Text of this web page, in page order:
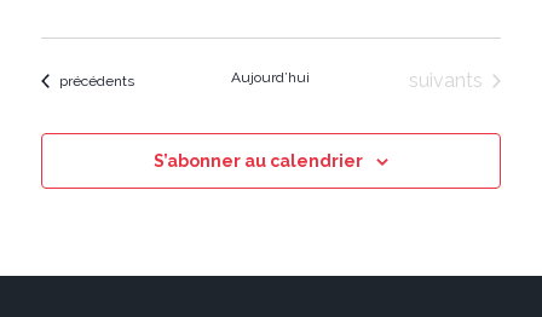
Évènements
précédents Aujourd’hui Évènements
suivants
S’abonner au calendrier